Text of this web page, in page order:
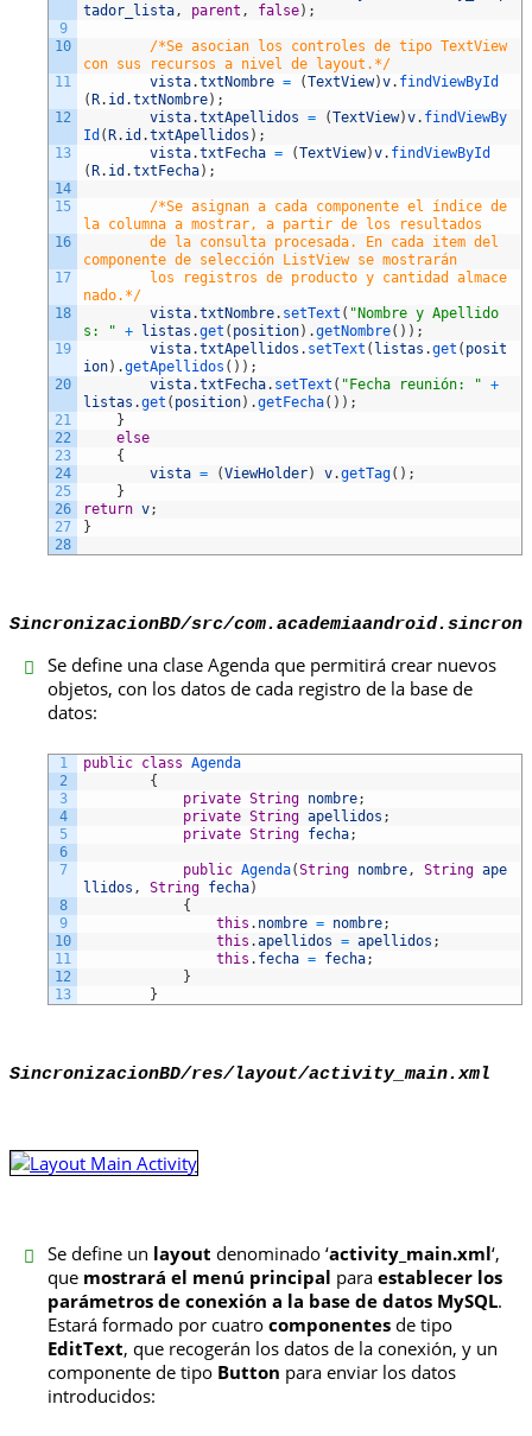
9
10
11
12
13
14
15
16
17
18
19
20
21
22
23
24
25
26
27
28
tador_lista , parent , false) ;
/*Se asocian los controles de tipo TextView
con sus recursos a nivel de layout.*/
vista.txtNombre = (TextView)v. findViewById
(R. id .txtNombre) ;
vista.txtApellidos = (TextView)v. findViewBy
Id (R. id .txtApellidos ) ;
vista.txtFecha = (TextView)v. findViewById
(R. id .txtFecha) ;
/*Se asignan a cada componente el índice de
la columna a mostrar, a partir de los resultados
de la consulta procesada. En cada item del
componente de selección ListView se mostrarán
los registros de producto y cantidad almace
nado.*/
vista.txtNombre. setText ( "Nombre y Apellido
s: " + listas .get ( position) .getNombre( ) ) ;
vista.txtApellidos . setText ( listas .get ( posit
ion) .getApellidos ( ) ) ;
vista.txtFecha. setText ( "Fecha reunión: " +
listas .get ( position) .getFecha( ) ) ;
}
else
{
vista = (ViewHolder) v.getTag( ) ;
}
return v;
}
SincronizacionBD/src/
Se define una clase Agenda que permitirá crear nuevos
objetos, con los datos de cada registro de la base de
datos:
1
2
3
4
5
6
7
8
9
10
11
12
13
public class Agenda
{
private String nombre;
private String apellidos ;
private String fecha;
public Agenda(String nombre , String ape
llidos , String fecha)
{
this . nombre = nombre;
this .apellidos = apellidos ;
this . fecha = fecha;
}
}
SincronizacionBD/res/layout/activity_main.xml
Se define un layout denominado ‘activity_main.xml‘,
que mostrará el menú principal paraestablecer los
parámetros de conexión a la base de datos MySQL.
Estará formado por cuatro componentes de tipo
EditText, que recogerán los datos de la conexión, y un
componente de tipo Button para enviar los datos
introducidos: